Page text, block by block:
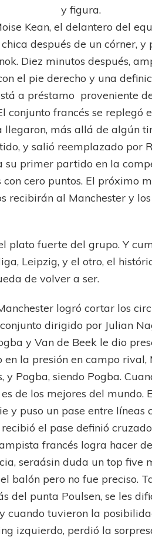
y figura.
Kean, el delantero del
después de un córner,
Diez minutos después,
el pie derecho y una
a préstamo proveniente
conjunto francés se replegó
llegaron, más allá de algún
y salió reemplazado por
su primer partido en la
cero puntos. El próximo
recibirán al Manchester y
plato fuerte del grupo. Y
Leipzig, y el otro, el
de volver a ser.
logró cortar los
dirigido por Julian
y Van de Beek le dio
la presión en campo rival,
y Pogba, siendo Pogba.
de los mejores del mundo.
y puso un pase entre líneas
el pase definió
francés logra hacer
seraásin duda un top five
balón pero no fue preciso.
del punta Poulsen, se les
cuando tuvieron la
izquierdo, perdió la